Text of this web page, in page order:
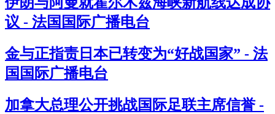
议 - 法国国际广播电台
金与正指责日本已转变为“好战国家” - 法
国国际广播电台
加拿大总理公开挑战国际足联主席信誉 -